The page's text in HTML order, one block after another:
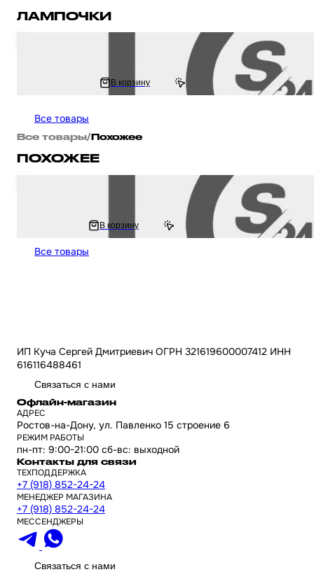
ЛАМПОЧКИ
Лампа фары диодная для мототехники универсальная T5 (пара) (синяя,
В корзину
Все товары
Все товары/Похожее
ПОХОЖЕЕ
Биксенон для мотоцикла / скутера / мопеда, для мототехники H6 DC
В корзину
Все товары
ИП Куча Сергей Дмитриевич ОГРН 321619600007412 ИНН
616116488461
Связаться с нами
Офлайн-магазин
АДРЕС
Ростов-на-Дону, ул. Павленко 15 строение 6
РЕЖИМ РАБОТЫ
пн-пт: 9:00-21:00 сб-вс: выходной
Контакты для связи
ТЕХПОДДЕРЖКА
+7 (918) 852-24-24
МЕНЕДЖЕР МАГАЗИНА
+7 (918) 852-24-24
МЕССЕНДЖЕРЫ
Связаться с нами